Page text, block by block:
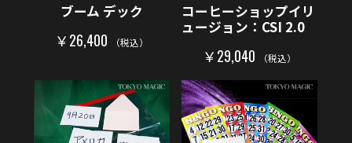
ブーム デック
￥26,400 （税込）
コーヒーショップイリ
ュージョン：CSI 2.0
￥29,040 （税込）